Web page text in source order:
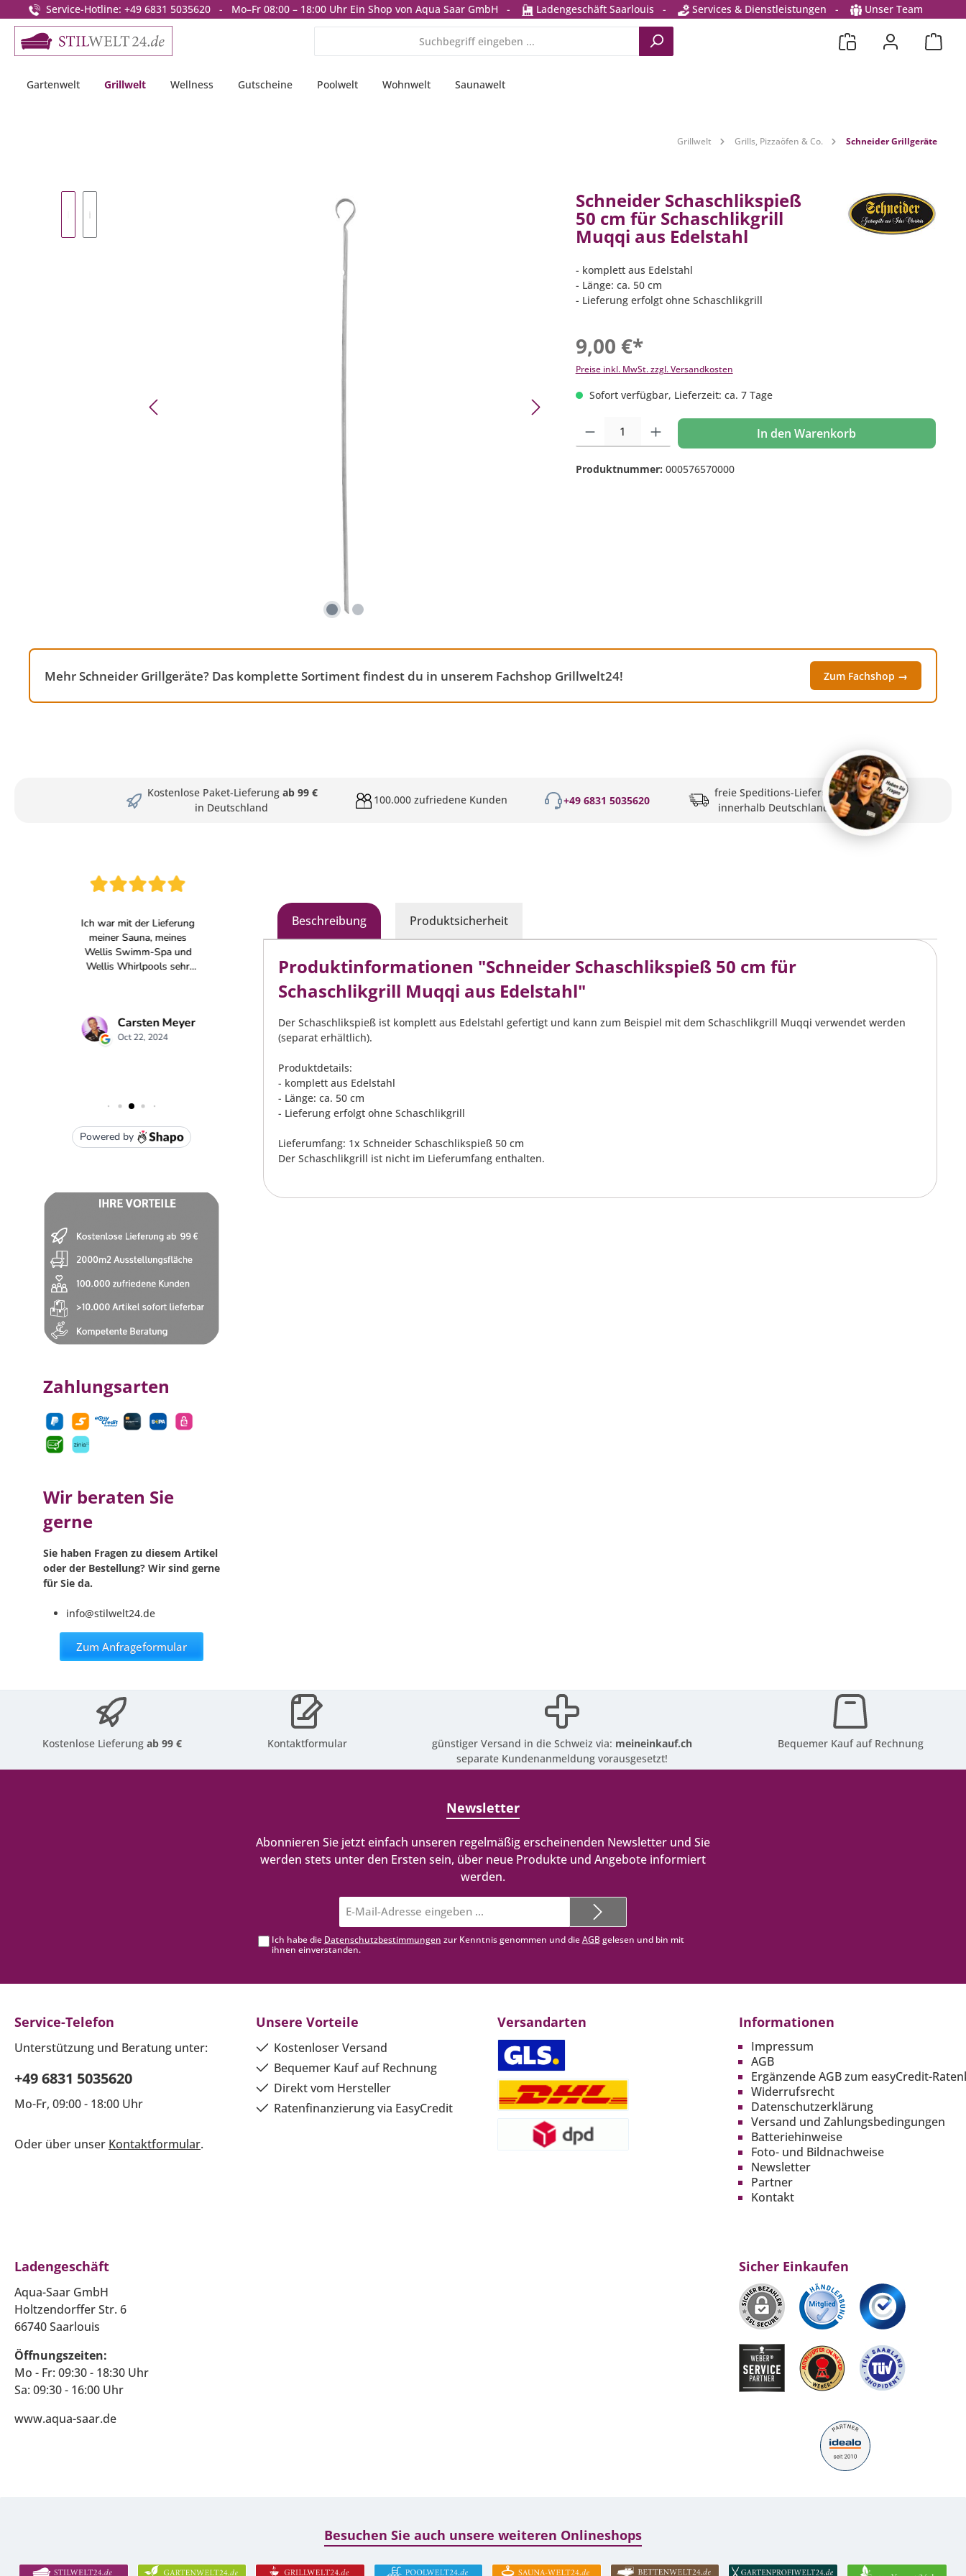
Zur Hauptnavigation springen
Service-Hotline: +49 6831 5035620 - Mo–Fr 08:00 – 18:00 Uhr Ein Shop von Aqua Saar GmbH - Ladengeschäft Saarlouis - Services & Dienstleistungen - Unser Team
Gartenwelt Grillwelt Wellness Gutscheine Poolwelt Wohnwelt Saunawelt
Grillwelt Grills, Pizzaöfen & Co. Schneider Grillgeräte
Schneider Schaschlikspieß
50 cm für Schaschlikgrill
Muqqi aus Edelstahl
- komplett aus Edelstahl
- Länge: ca. 50 cm
- Lieferung erfolgt ohne Schaschlikgrill
9,00 €*
Preise inkl. MwSt. zzgl. Versandkosten
Sofort verfügbar, Lieferzeit: ca. 7 Tage
Produkt Anzahl: Gib den gewünschten Wert ein oder benutze die Schaltflächen um die
In den Warenkorb
Produktnummer: 000576570000
Mehr Schneider Grillgeräte? Das komplette Sortiment findest du in unserem Fachshop Grillwelt24! Zum Fachshop →
Kostenlose Paket-Lieferung ab 99 €
in Deutschland
100.000 zufriedene Kunden +49 6831 5035620
freie Speditions-Lieferung
innerhalb Deutschlands
Zahlungsarten
Wir beraten Sie
gerne
Sie haben Fragen zu diesem Artikel
oder der Bestellung? Wir sind gerne
für Sie da.
info@stilwelt24.de
Zum Anfrageformular
Beschreibung Produktsicherheit
Produktinformationen "Schneider Schaschlikspieß 50 cm für
Schaschlikgrill Muqqi aus Edelstahl"
Der Schaschlikspieß ist komplett aus Edelstahl gefertigt und kann zum Beispiel mit dem Schaschlikgrill Muqqi verwendet werden
(separat erhältlich).
Produktdetails:
- komplett aus Edelstahl
- Länge: ca. 50 cm
- Lieferung erfolgt ohne Schaschlikgrill
Lieferumfang: 1x Schneider Schaschlikspieß 50 cm
Der Schaschlikgrill ist nicht im Lieferumfang enthalten.
Kostenlose Lieferungab 99 € Kontaktformular günstiger Versand in die Schweiz via: meineinkauf.ch
separate Kundenanmeldung vorausgesetzt!
Bequemer Kauf auf Rechnung
Newsletter
Abonnieren Sie jetzt einfach unseren regelmäßig erscheinenden Newsletter und Sie
werden stets unter den Ersten sein, über neue Produkte und Angebote informiert
werden.
Mail-
Adresse*
Ich habe die Datenschutzbestimmungen zur Kenntnis genommen und dieAGBgelesen und bin mit
ihnen einverstanden.
Service-Telefon
Unterstützung und Beratung unter:
+49 6831 5035620
Mo-Fr, 09:00 - 18:00 Uhr
Oder über unser Kontaktformular.
Unsere Vorteile
Kostenloser Versand
Bequemer Kauf auf Rechnung
Direkt vom Hersteller
Ratenfinanzierung via EasyCredit
Versandarten Informationen
Impressum
AGB
Ergänzende AGB zum easyCredit-
Widerrufsrecht
Datenschutzerklärung
Versand und Zahlungsbedingungen
Batteriehinweise
Foto- und Bildnachweise
Newsletter
Partner
Kontakt
Ladengeschäft
Aqua-Saar GmbH
Holtzendorffer Str. 6
66740 Saarlouis
Öffnungszeiten:
Mo - Fr: 09:30 - 18:30 Uhr
Sa: 09:30 - 16:00 Uhr
www.aqua-saar.de
Sicher Einkaufen
Besuchen Sie auch unsere weiteren Onlineshops